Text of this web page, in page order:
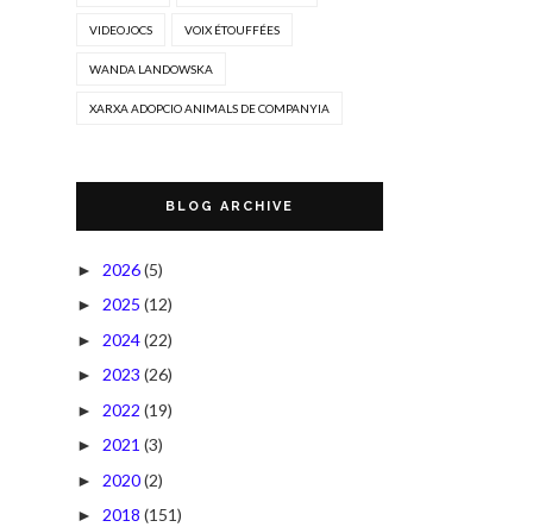
VIDEOJOCS VOIX ÉTOUFFÉES
WANDA LANDOWSKA
XARXA ADOPCIO ANIMALS DE COMPANYIA
BLOG ARCHIVE
► 2026(5)
► 2025 (12)
► 2024(22)
► 2023 (26)
► 2022 (19)
► 2021 (3)
► 2020(2)
► 2018 (151)